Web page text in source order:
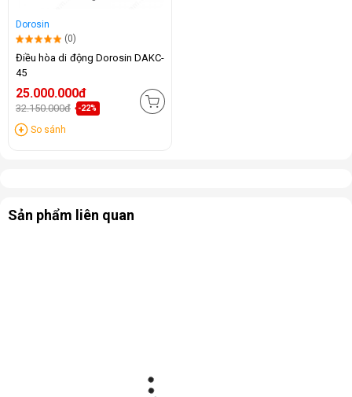
Dorosin
(0)
Điều hòa di động Dorosin DAKC-
45
25.000.000đ
32.150.000đ -22%
So sánh
Sản phẩm liên quan